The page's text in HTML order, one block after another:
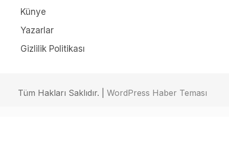
Künye
Yazarlar
Gizlilik Politikası
Tüm Hakları Saklıdır. | WordPress Haber Teması